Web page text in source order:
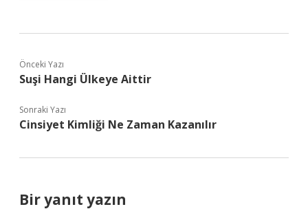
Önceki Yazı
Suşi Hangi Ülkeye Aittir
Sonraki Yazı
Cinsiyet Kimliği Ne Zaman Kazanılır
Bir yanıt yazın